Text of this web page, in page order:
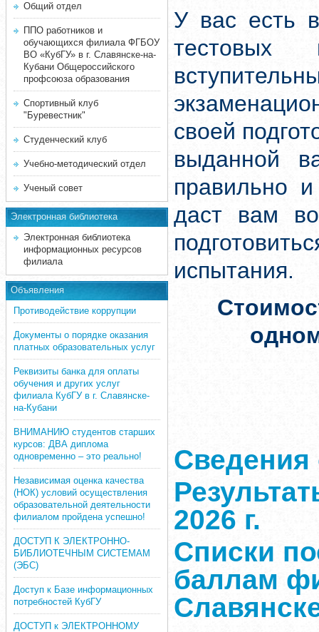
Общий отдел
ППО работников и
обучающихся филиала ФГБОУ
ВО «КубГУ» в г. Славянске-на-
Кубани Общероссийского
профсоюза образования
Спортивный клуб
"Буревестник"
Студенческий клуб
Учебно-методический отдел
Ученый совет
Электронная библиотека
Электронная библиотека
информационных ресурсов
филиала
Объявления
Противодействие коррупции
Документы о порядке оказания
платных образовательных услуг
Реквизиты банка для оплаты
обучения и других услуг
филиала КубГУ в г. Славянске-
на-Кубани
ВНИМАНИЮ студентов старших
курсов: ДВА диплома
одновременно – это реально!
Независимая оценка качества
(НОК) условий осуществления
образовательной деятельности
филиалом пройдена успешно!
ДОСТУП К ЭЛЕКТРОННО-
БИБЛИОТЕЧНЫМ СИСТЕМАМ
(ЭБС)
Доступ к Базе информационных
потребностей КубГУ
ДОСТУП к ЭЛЕКТРОННОМУ
У вас есть
тестовых
своей
выданной
правильно
даст вам
испытания.
Сведения
2026 г.
Списки
баллам